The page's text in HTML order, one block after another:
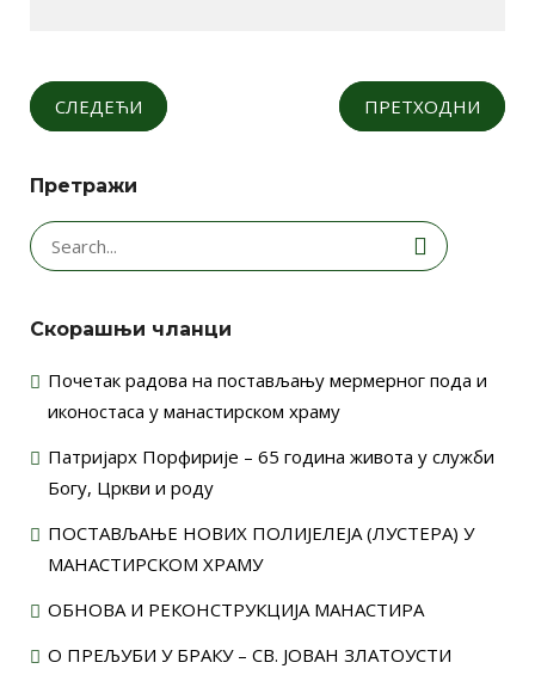
СЛЕДЕЋИ ПРЕТХОДНИ
Претражи
Search
for:
Скорашњи чланци
Почетак радова на постављању мермерног пода и
иконостаса у манастирском храму
Патријарх Порфирије – 65 година живота у служби
Богу, Цркви и роду
ПОСТАВЉАЊЕ НОВИХ ПОЛИЈЕЛЕЈА (ЛУСТЕРА) У
МАНАСТИРСКОМ ХРАМУ
ОБНОВА И РЕКОНСТРУКЦИЈА МАНАСТИРА
О ПРЕЉУБИ У БРАКУ – СВ. ЈОВАН ЗЛАТОУСТИ